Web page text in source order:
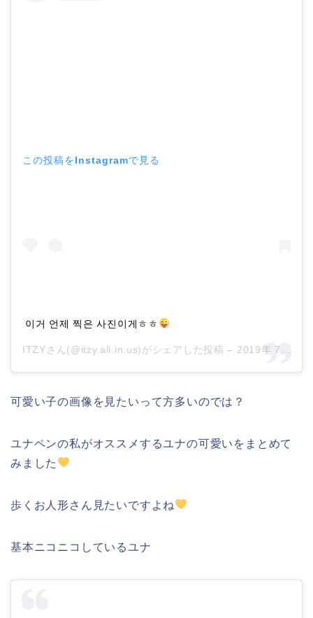
この投稿をInstagramで見る
이거 언제 찍은 사진이게ㅎㅎ
ITZYさん(@itzy.all.in.us)がシェアした投稿 – 2019年 7月月3日午前12時15分PDT
可愛い子の画像を見たいって方多いのでは？
ユナペンの私がオススメするユナの可愛いをまとめて
みました
歩くお人形さん見たいですよね
基本ニコニコしているユナ